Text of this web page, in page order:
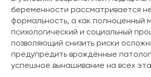
беременности рассматривается
формальность, а как полноценный
психологический и социальный
позволяющий снизить риски
предупредить врождённые
успешное вынашивание на всех